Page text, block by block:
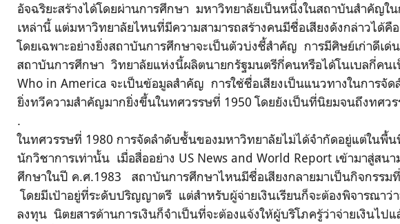
อัจฉริยะสร้างได้โดยผ่านการศึกษา มหาวิทยาลัยเป็นหนึ่งในสถาบันสำคัญใ
เหล่านี้ แต่มหาวิทยาลัยไหนที่มีความสามารถสร้างคนมีชื่อเสียงดังกล่าวได้
โดยเฉพาะอย่างยิ่งสถาบันการศึกษาจะเป็นตัวบ่งชี้สำคัญ การมีศิษย์เก่าดีเด่
สถาบันการศึกษา วิทยาลัยแห่งนี้ผลิตนายกรัฐมนตรีกี่คนหรือได้โนเบลกี่คนเ
Who in America จะเป็นข้อมูลสำคัญ การใช้ชื่อเสียงเป็นแนวทางในการจั
ยิ่งทวีความสำคัญมากยิ่งขึ้นในทศวรรษที่ 1950 โดยยังเป็นที่นิยมจนถึงทศว
.
ในทศวรรษที่ 1980 การจัดลำดับชั้นของมหาวิทยาลัยไม่ได้จำกัดอยู่แต่ในพื้
นักวิชาการเท่านั้น เมื่อสื่ออย่าง US News and World Report เข้ามาสู่สน
ศึกษาในปี ค.ศ.1983 สถาบันการศึกษาไหนมีชื่อเสียงกลายมาเป็นกิจกรรม
โดยมีเป้าอยู่ที่ระดับปริญญาตรี แต่สำหรับผู้จ่ายเงินเรียนก็จะต้องพิจารณาว่
ลงทุน นิตยสารด้านการเงินก็จำเป็นที่จะต้องแจ้งให้ผู้บริโภครู้ว่าจ่ายเงินไป